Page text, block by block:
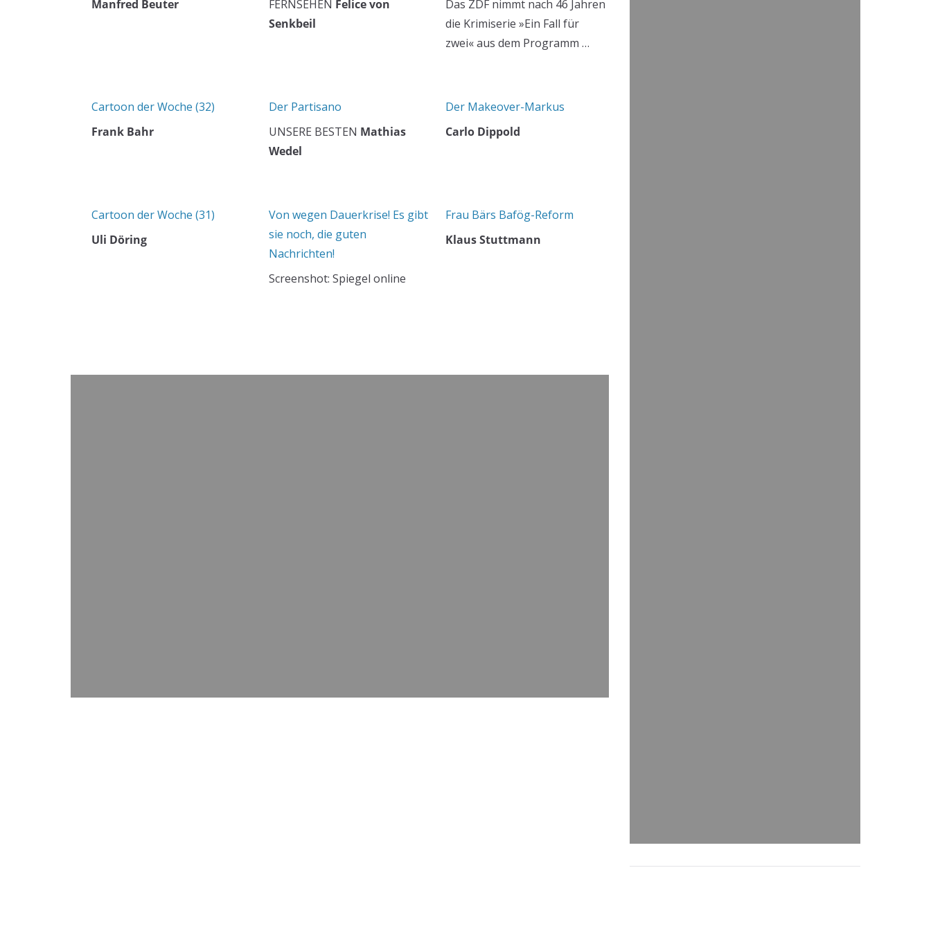
Manfred Beuter
FERNSEHEN Felice von
Senkbeil
Das ZDF nimmt nach 46 Jahren
die Krimiserie »Ein Fall für
zwei« aus dem Programm …
Cartoon der Woche (32)
Frank Bahr
Der Partisano
UNSERE BESTEN Mathias
Wedel
Der Makeover-Markus
Carlo Dippold
Cartoon der Woche (31)
Uli Döring
Von wegen Dauerkrise! Es gibt
sie noch, die guten
Nachrichten!
Screenshot: Spiegel online
Frau Bärs Bafög-Reform
Klaus Stuttmann